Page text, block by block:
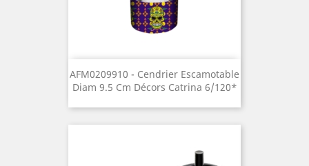
AFM0209910 - Cendrier Escamotable
Diam 9.5 Cm Décors Catrina 6/120*